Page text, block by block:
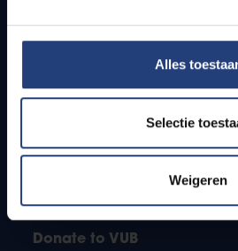
Alles
Selectie
Weigeren
Security campus in Jette
Emergency number
Emergency number
Donate to VUB